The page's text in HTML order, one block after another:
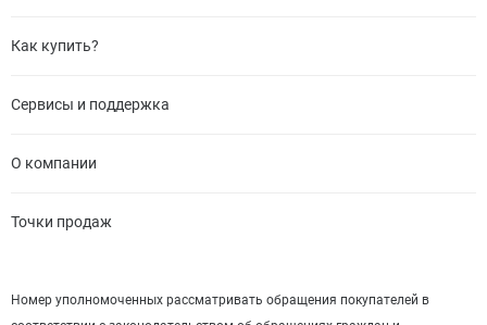
Как купить?
Сервисы и поддержка
О компании
Точки продаж
Номер уполномоченных рассматривать обращения покупателей в